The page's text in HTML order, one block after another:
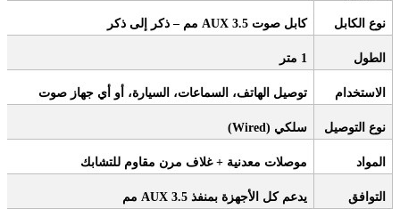
نوع الكابل كابل صوت AUX 3.5 مم – ذكر إلى ذكر
الطول 1 متر
الاستخدام توصيل الهاتف، السماعات، السيارة، أو أي جهاز صوت
نوع التوصيل سلكي (Wired)
المواد موصلات معدنية + غلاف مرن مقاوم للتشابك
التوافق يدعم كل الأجهزة بمنفذ AUX 3.5 مم